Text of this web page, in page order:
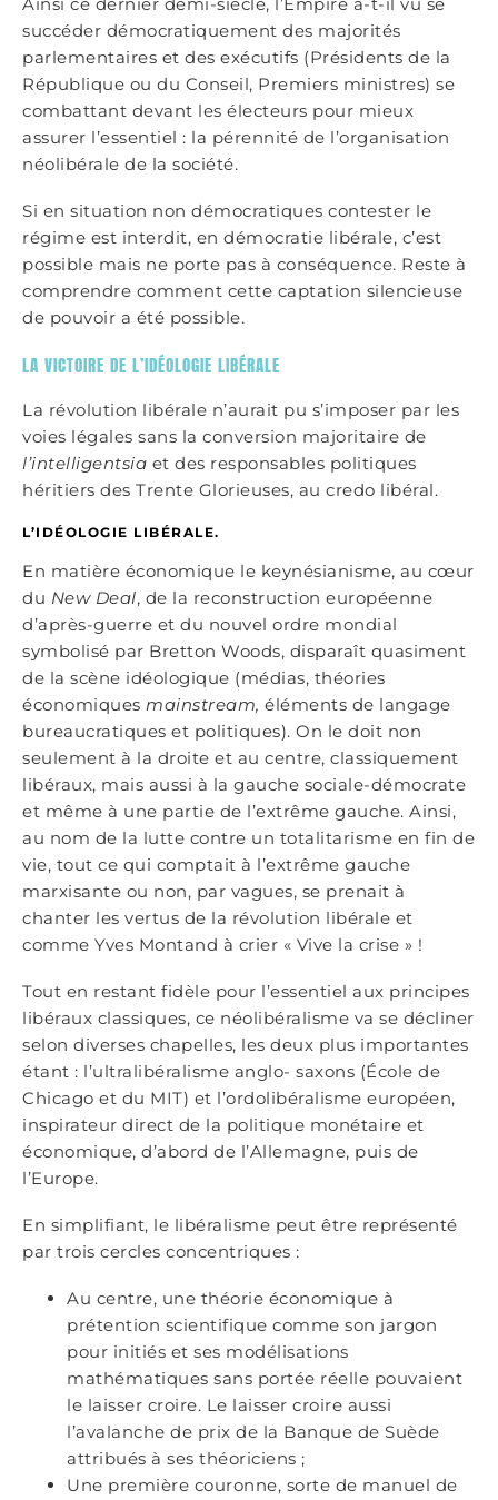
succéder démocratiquement des majorités
parlementaires et des exécutifs (Présidents de la
République ou du Conseil, Premiers ministres) se
combattant devant les électeurs pour mieux
assurer l’essentiel : la pérennité de l’organisation
néolibérale de la société.
Si en situation non démocratiques contester le
régime est interdit, en démocratie libérale, c’est
possible mais ne porte pas à conséquence. Reste à
comprendre comment cette captation silencieuse
de pouvoir a été possible.
LA VICTOIRE DE L’IDÉOLOGIE LIBÉRALE
La révolution libérale n’aurait pu s’imposer par les
voies légales sans la conversion majoritaire de
l’intelligentsia et des responsables politiques
héritiers des Trente Glorieuses, au credo libéral.
L’IDÉOLOGIE LIBÉRALE.
En matière économique le keynésianisme, au cœur
du New Deal, de la reconstruction européenne
d’après-guerre et du nouvel ordre mondial
symbolisé par Bretton Woods, disparaît quasiment
de la scène idéologique (médias, théories
économiques mainstream, éléments de langage
bureaucratiques et politiques). On le doit non
seulement à la droite et au centre, classiquement
libéraux, mais aussi à la gauche sociale-démocrate
et même à une partie de l’extrême gauche. Ainsi,
au nom de la lutte contre un totalitarisme en fin de
vie, tout ce qui comptait à l’extrême gauche
marxisante ou non, par vagues, se prenait à
chanter les vertus de la révolution libérale et
comme Yves Montand à crier « Vive la crise » !
Tout en restant fidèle pour l’essentiel aux principes
libéraux classiques, ce néolibéralisme va se décliner
selon diverses chapelles, les deux plus importantes
étant : l’ultralibéralisme anglo- saxons (École de
Chicago et du MIT) et l’ordolibéralisme européen,
inspirateur direct de la politique monétaire et
économique, d’abord de l’Allemagne, puis de
l’Europe.
En simplifiant, le libéralisme peut être représenté
par trois cercles concentriques :
Au centre, une théorie économique à
prétention scientifique comme son jargon
pour initiés et ses modélisations
mathématiques sans portée réelle pouvaient
le laisser croire. Le laisser croire aussi
l’avalanche de prix de la Banque de Suède
attribués à ses théoriciens ;
Une première couronne, sorte de manuel de